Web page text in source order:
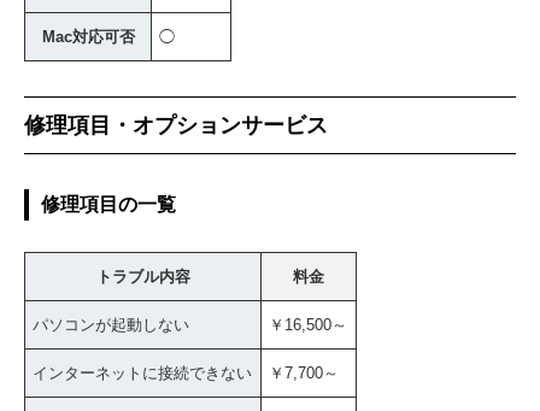
Mac対応可否 ◯
修理項目・オプションサービス
修理項目の一覧
トラブル内容 料金
パソコンが起動しない ￥16,500～
インターネットに接続できない ￥7,700～